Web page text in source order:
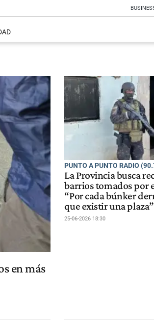
en más
PUNTO A PUNTO RADIO
La Provincia busca
barrios tomados por
“Por cada búnker
que existir una plaza”
25-06-2026 18:30